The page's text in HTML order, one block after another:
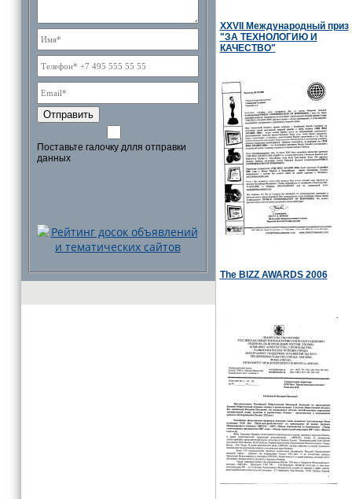
Отправить
Поставьте галочку длля отправки
данных
XXVII Международный приз
"ЗА ТЕХНОЛОГИЮ И
КАЧЕСТВО"
The BIZZ AWARDS 2006